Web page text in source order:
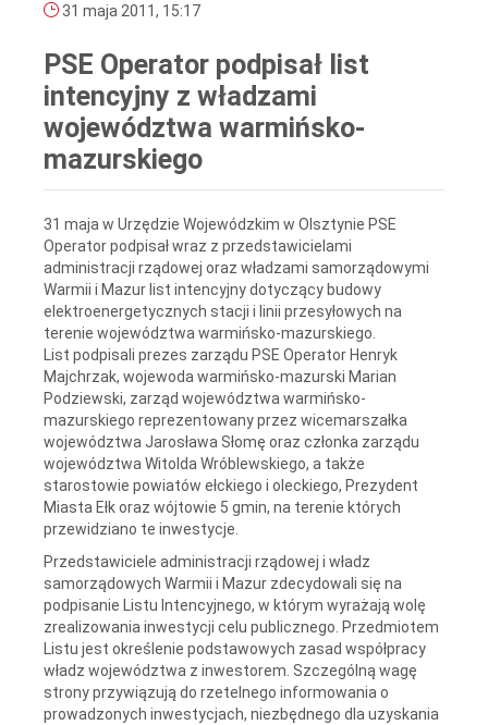
31 maja 2011, 15:17
PSE Operator podpisał list
intencyjny z władzami
województwa warmińsko-
mazurskiego
31 maja w Urzędzie Wojewódzkim w Olsztynie PSE
Operator podpisał wraz z przedstawicielami
administracji rządowej oraz władzami samorządowymi
Warmii i Mazur list intencyjny dotyczący budowy
elektroenergetycznych stacji i linii przesyłowych na
terenie województwa warmińsko-mazurskiego.
List podpisali prezes zarządu PSE Operator Henryk
Majchrzak, wojewoda warmińsko-mazurski Marian
Podziewski, zarząd województwa warmińsko-
mazurskiego reprezentowany przez wicemarszałka
województwa Jarosława Słomę oraz członka zarządu
województwa Witolda Wróblewskiego, a także
starostowie powiatów ełckiego i oleckiego, Prezydent
Miasta Ełk oraz wójtowie 5 gmin, na terenie których
przewidziano te inwestycje.
Przedstawiciele administracji rządowej i władz
samorządowych Warmii i Mazur zdecydowali się na
podpisanie Listu Intencyjnego, w którym wyrażają wolę
zrealizowania inwestycji celu publicznego. Przedmiotem
Listu jest określenie podstawowych zasad współpracy
władz województwa z inwestorem. Szczególną wagę
strony przywiązują do rzetelnego informowania o
prowadzonych inwestycjach, niezbędnego dla uzyskania